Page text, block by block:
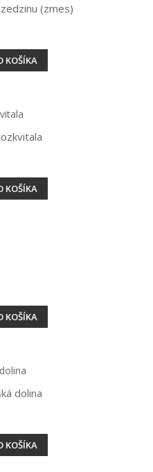
(zmes)
KOŠÍKA
KOŠÍKA
KOŠÍKA
dolina
KOŠÍKA